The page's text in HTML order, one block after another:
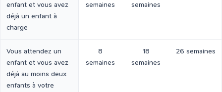
enfant et vous avez
déjà un enfant à
charge
semaines
semaines
Vous attendez un
enfant et vous avez
déjà au moins deux
enfants à votre
8
semaines
18
semaines
26 semaines